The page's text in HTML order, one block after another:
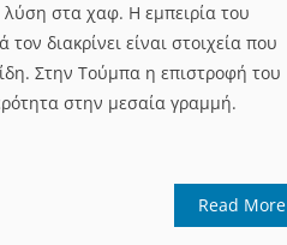
στα χαφ. Η εμπειρία του
διακρίνει είναι στοιχεία που
Στην Τούμπα η επιστροφή του
στην μεσαία γραμμή.
Read More